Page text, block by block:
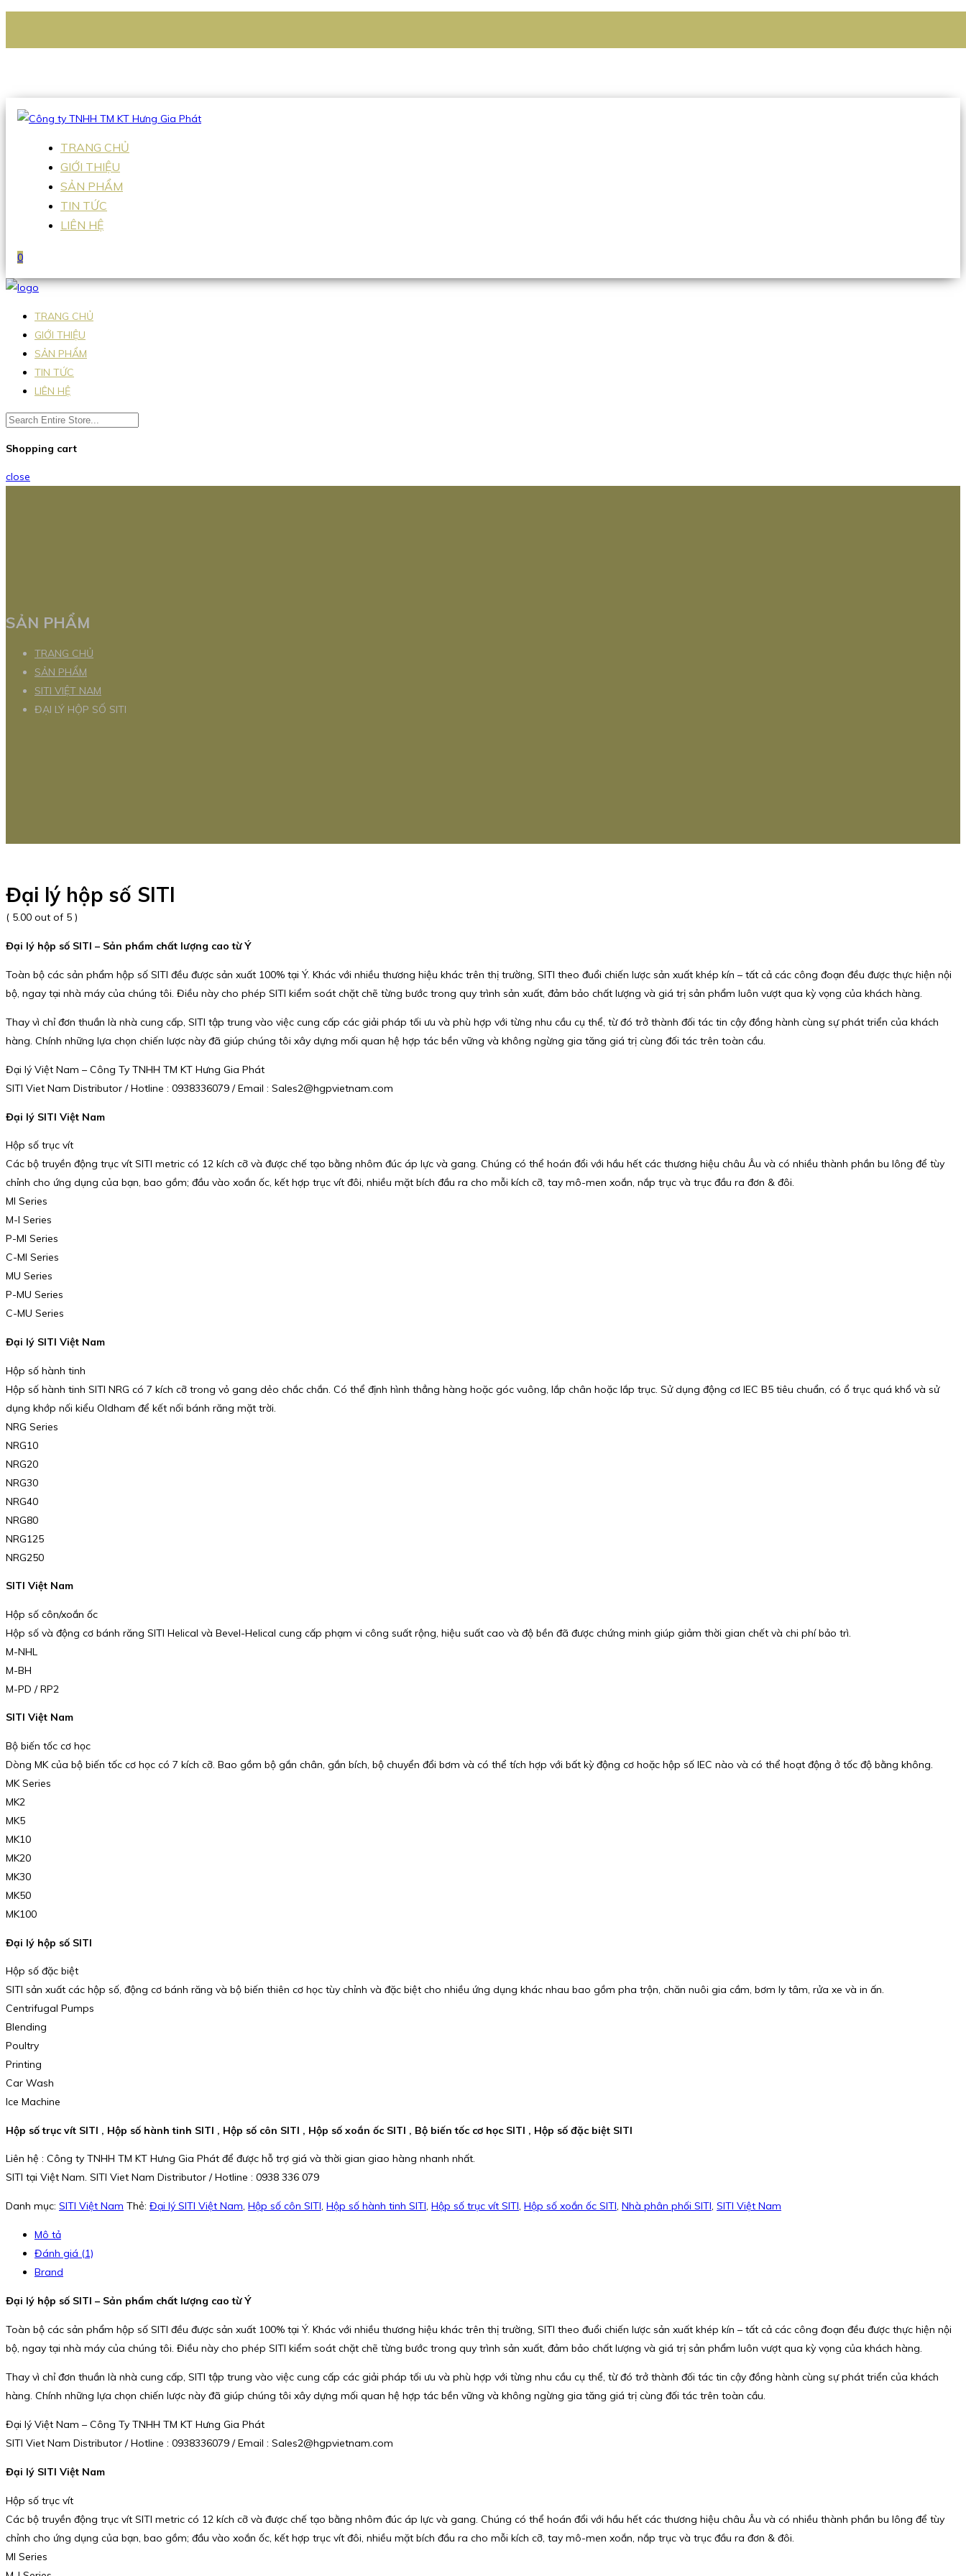
Hotline:0938 336 079
TRANG CHỦ
GIỚI THIỆU
SẢN PHẨM
TIN TỨC
LIÊN HỆ
0
TRANG CHỦ
GIỚI THIỆU
SẢN PHẨM
TIN TỨC
LIÊN HỆ
Shopping cart
close
SẢN PHẨM
TRANG CHỦ
SẢN PHẨM
SITI VIỆT NAM
ĐẠI LÝ HỘP SỐ SITI
Đại lý hộp số SITI
( 5.00 out of 5 )
Đại lý hộp số SITI – Sản phẩm chất lượng cao từ Ý
Toàn bộ các sản phẩm hộp số SITI đều được sản xuất 100% tại Ý. Khác với nhiều thương hiệu khác trên thị trường, SITI theo đuổi chiến lược sản xuất khép kín – tất cả các công đoạn đều được thực hiện nội
bộ, ngay tại nhà máy của chúng tôi. Điều này cho phép SITI kiểm soát chặt chẽ từng bước trong quy trình sản xuất, đảm bảo chất lượng và giá trị sản phẩm luôn vượt qua kỳ vọng của khách hàng.
Thay vì chỉ đơn thuần là nhà cung cấp, SITI tập trung vào việc cung cấp các giải pháp tối ưu và phù hợp với từng nhu cầu cụ thể, từ đó trở thành đối tác tin cậy đồng hành cùng sự phát triển của khách
hàng. Chính những lựa chọn chiến lược này đã giúp chúng tôi xây dựng mối quan hệ hợp tác bền vững và không ngừng gia tăng giá trị cùng đối tác trên toàn cầu.
Đại lý Việt Nam – Công Ty TNHH TM KT Hưng Gia Phát
SITI Viet Nam Distributor / Hotline : 0938336079 / Email : Sales2@hgpvietnam.com
Đại lý SITI Việt Nam
Hộp số trục vít
Các bộ truyền động trục vít SITI metric có 12 kích cỡ và được chế tạo bằng nhôm đúc áp lực và gang. Chúng có thể hoán đổi với hầu hết các thương hiệu châu Âu và có nhiều thành phần bu lông để tùy
chỉnh cho ứng dụng của bạn, bao gồm; đầu vào xoắn ốc, kết hợp trục vít đôi, nhiều mặt bích đầu ra cho mỗi kích cỡ, tay mô-men xoắn, nắp trục và trục đầu ra đơn & đôi.
MI Series
M-I Series
P-MI Series
C-MI Series
MU Series
P-MU Series
C-MU Series
Đại lý SITI Việt Nam
Hộp số hành tinh
Hộp số hành tinh SITI NRG có 7 kích cỡ trong vỏ gang dẻo chắc chắn. Có thể định hình thẳng hàng hoặc góc vuông, lắp chân hoặc lắp trục. Sử dụng động cơ IEC B5 tiêu chuẩn, có ổ trục quá khổ và sử
dụng khớp nối kiểu Oldham để kết nối bánh răng mặt trời.
NRG Series
NRG10
NRG20
NRG30
NRG40
NRG80
NRG125
NRG250
SITI Việt Nam
Hộp số côn/xoắn ốc
Hộp số và động cơ bánh răng SITI Helical và Bevel-Helical cung cấp phạm vi công suất rộng, hiệu suất cao và độ bền đã được chứng minh giúp giảm thời gian chết và chi phí bảo trì.
M-NHL
M-BH
M-PD / RP2
SITI Việt Nam
Bộ biến tốc cơ học
Dòng MK của bộ biến tốc cơ học có 7 kích cỡ. Bao gồm bộ gắn chân, gắn bích, bộ chuyển đổi bơm và có thể tích hợp với bất kỳ động cơ hoặc hộp số IEC nào và có thể hoạt động ở tốc độ bằng không.
MK Series
MK2
MK5
MK10
MK20
MK30
MK50
MK100
Đại lý hộp số SITI
Hộp số đặc biệt
SITI sản xuất các hộp số, động cơ bánh răng và bộ biến thiên cơ học tùy chỉnh và đặc biệt cho nhiều ứng dụng khác nhau bao gồm pha trộn, chăn nuôi gia cầm, bơm ly tâm, rửa xe và in ấn.
Centrifugal Pumps
Blending
Poultry
Printing
Car Wash
Ice Machine
Hộp số trục vít SITI , Hộp số hành tinh SITI , Hộp số côn SITI , Hộp số xoắn ốc SITI , Bộ biến tốc cơ học SITI , Hộp số đặc biệt SITI
Liên hệ : Công ty TNHH TM KT Hưng Gia Phát để được hỗ trợ giá và thời gian giao hàng nhanh nhất.
SITI tại Việt Nam. SITI Viet Nam Distributor / Hotline : 0938 336 079
Danh mục: SITI Việt Nam Thẻ: Đại lý SITI Việt Nam, Hộp số côn SITI, Hộp số hành tinh SITI, Hộp số trục vít SITI, Hộp số xoắn ốc SITI, Nhà phân phối SITI, SITI Việt Nam
Mô tả
Đánh giá (1)
Brand
Đại lý hộp số SITI – Sản phẩm chất lượng cao từ Ý
Toàn bộ các sản phẩm hộp số SITI đều được sản xuất 100% tại Ý. Khác với nhiều thương hiệu khác trên thị trường, SITI theo đuổi chiến lược sản xuất khép kín – tất cả các công đoạn đều được thực hiện nội
bộ, ngay tại nhà máy của chúng tôi. Điều này cho phép SITI kiểm soát chặt chẽ từng bước trong quy trình sản xuất, đảm bảo chất lượng và giá trị sản phẩm luôn vượt qua kỳ vọng của khách hàng.
Thay vì chỉ đơn thuần là nhà cung cấp, SITI tập trung vào việc cung cấp các giải pháp tối ưu và phù hợp với từng nhu cầu cụ thể, từ đó trở thành đối tác tin cậy đồng hành cùng sự phát triển của khách
hàng. Chính những lựa chọn chiến lược này đã giúp chúng tôi xây dựng mối quan hệ hợp tác bền vững và không ngừng gia tăng giá trị cùng đối tác trên toàn cầu.
Đại lý Việt Nam – Công Ty TNHH TM KT Hưng Gia Phát
SITI Viet Nam Distributor / Hotline : 0938336079 / Email : Sales2@hgpvietnam.com
Đại lý SITI Việt Nam
Hộp số trục vít
Các bộ truyền động trục vít SITI metric có 12 kích cỡ và được chế tạo bằng nhôm đúc áp lực và gang. Chúng có thể hoán đổi với hầu hết các thương hiệu châu Âu và có nhiều thành phần bu lông để tùy
chỉnh cho ứng dụng của bạn, bao gồm; đầu vào xoắn ốc, kết hợp trục vít đôi, nhiều mặt bích đầu ra cho mỗi kích cỡ, tay mô-men xoắn, nắp trục và trục đầu ra đơn & đôi.
MI Series